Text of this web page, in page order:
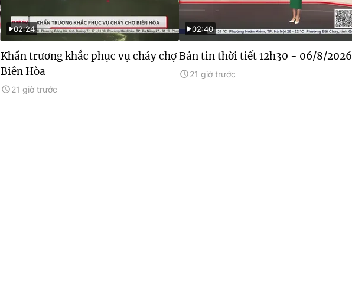
02:24
Khẩn trương khắc phục vụ cháy chợ
Biên Hòa
21 giờ trước
02:40
Bản tin thời tiết 12h30 - 06/8/2026
21 giờ trước